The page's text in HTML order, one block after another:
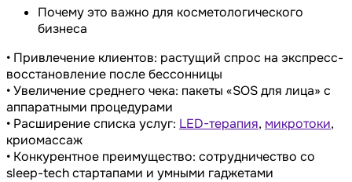
Почему это важно для косметологического
бизнеса
• Привлечение клиентов: растущий спрос на экспресс-
восстановление после бессонницы
• Увеличение среднего чека: пакеты «SOS для лица» с
аппаратными процедурами
• Расширение списка услуг: LED-терапия, микротоки,
криомассаж
• Конкурентное преимущество: сотрудничество со
sleep-tech стартапами и умными гаджетами